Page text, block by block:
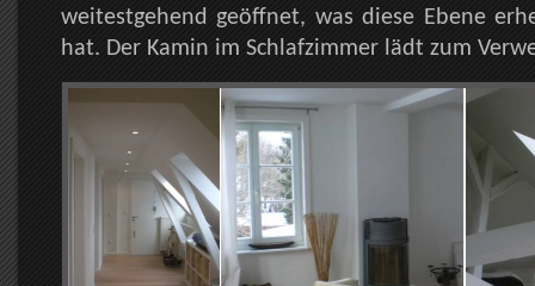
weitestgehend geöffnet, was diese Ebene
hat. Der Kamin im Schlafzimmer lädt zum